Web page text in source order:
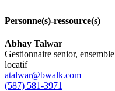
Personne(s)-ressource(s)
Abhay Talwar
Gestionnaire senior, ensemble
locatif
atalwar@bwalk.com
(587) 581-3971